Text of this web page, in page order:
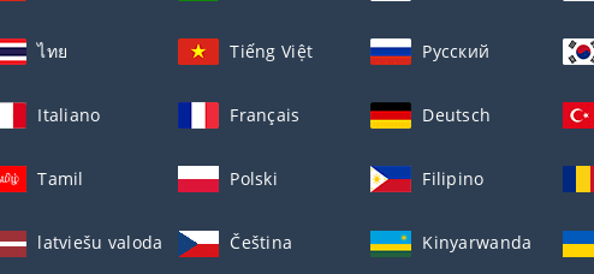
ไทย Tiếng Việt Русский
Italiano Français Deutsch
Tamil Polski Filipino
latviešu valoda Čeština Kinyarwanda